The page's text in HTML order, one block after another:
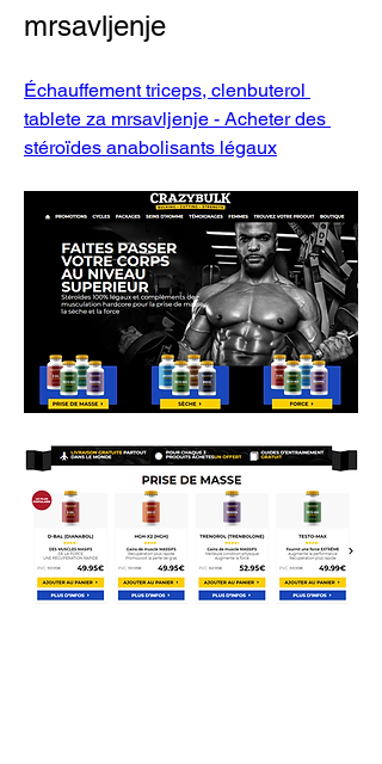
mrsavljenje
Échauffement triceps, clenbuterol
tablete za mrsavljenje - Acheter des
stéroïdes anabolisants légaux